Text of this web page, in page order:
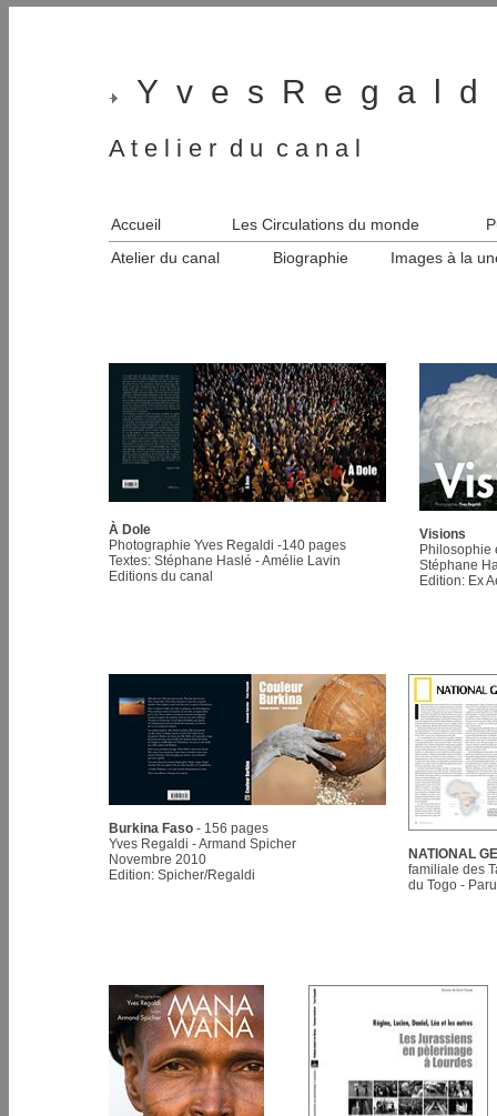
Y v e s R e g a l d
A t e l i e r d u c a n a l
Accueil Les Circulations du monde
Atelier du canal
Biographie Images à la
À Dole
Photographie Yves Regaldi -140 pages
Textes: Stéphane Haslé - Amélie Lavin
Editions du canal
Visions
Philosophie
Stéphane
Edition: Ex
Burkina Faso - 156 pages
Yves Regaldi - Armand Spicher
Novembre 2010
Edition: Spicher/Regaldi
NATIONAL
familiale des
du Togo -